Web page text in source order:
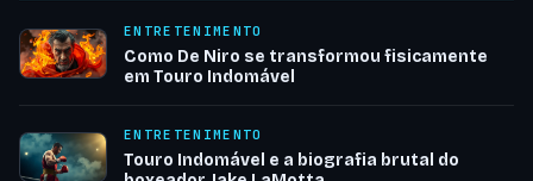
ENTRETENIMENTO
Como De Niro se transformou fisicamente
em Touro Indomável
ENTRETENIMENTO
Touro Indomável e a biografia brutal do